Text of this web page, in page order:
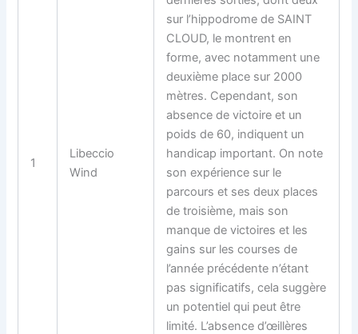
1
Libeccio
Wind
sur l’hippodrome de SAINT
CLOUD, le montrent en
forme, avec notamment une
deuxième place sur 2000
mètres. Cependant, son
absence de victoire et un
poids de 60, indiquent un
handicap important. On note
son expérience sur le
parcours et ses deux places
de troisième, mais son
manque de victoires et les
gains sur les courses de
l’année précédente n’étant
pas significatifs, cela suggère
un potentiel qui peut être
limité. L’absence d’œillères